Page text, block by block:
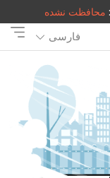
محافظت نشده
فارسی